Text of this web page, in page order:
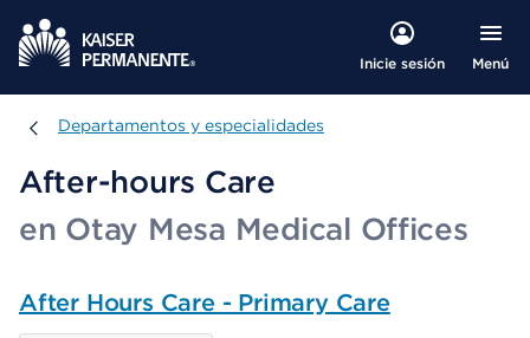
Inicie sesión Menú
Departamentos y especialidades
Departamentos y especialidades
After-hours Care
en Otay Mesa Medical Offices
After Hours Care - Primary Care